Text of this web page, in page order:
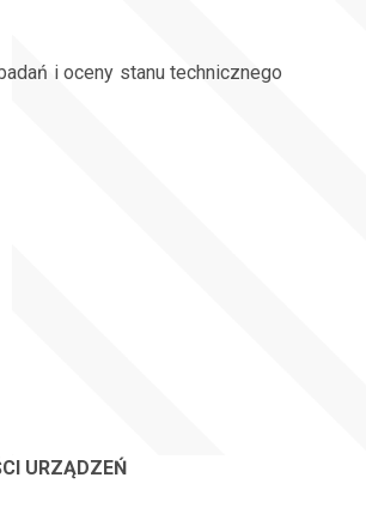
i oceny stanu technicznego
URZĄDZEŃ